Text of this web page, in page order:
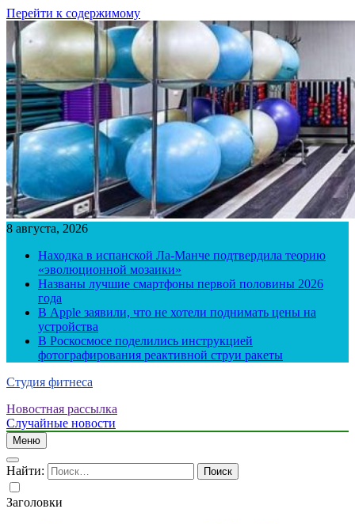
Перейти к содержимому
8 августа, 2026
Находка в испанской Ла-Манче подтвердила теорию
«эволюционной мозаики»
Названы лучшие смартфоны первой половины 2026
года
В Apple заявили, что не хотели поднимать цены на
устройства
В Роскосмосе поделились инструкцией
фотографирования реактивной струи ракеты
Студия фитнеса
Новостная рассылка
Случайные новости
Меню
Найти:
Заголовки